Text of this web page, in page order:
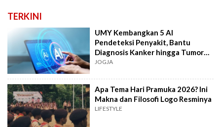
TERKINI
UMY Kembangkan 5 AI
Pendeteksi Penyakit, Bantu
Diagnosis Kanker hingga Tumor
Otak Lebih Cepat
JOGJA
Apa Tema Hari Pramuka 2026? Ini
Makna dan Filosofi Logo Resminya
LIFESTYLE